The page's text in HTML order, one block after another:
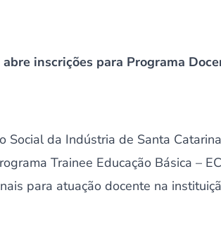
abre inscrições para Programa
Social da Indústria de Santa
Trainee Educação Básica –
para atuação docente na